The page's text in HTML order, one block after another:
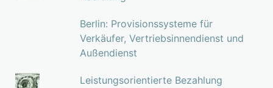
Berlin: Provisionssysteme für
Verkäufer, Vertriebsinnendienst und
Außendienst
Leistungsorientierte Bezahlung